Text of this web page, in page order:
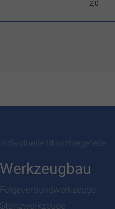
2,0
Individuelle Stanzbiegeteile
Werkzeugbau
Folgeverbundwerkzeuge
Stanzwerkzeuge